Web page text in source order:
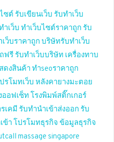
ซต์ รับเขียนเว็บ รับทำเว็บ
ำเว็บ ทำเว็บไซต์ราคาถูก รับ
ว็บราคาถูก บริษัทรับทำเว็บ
ฟรี รับทำเว็บบริษัท เครื่องทาบ
ดงสินค้า ทำseoราคาถูก
รโมทเว็บ หลังคายางมะตอย
ออฟเซ็ท โรงพิมพ์สติ๊กเกอร์
เคมี รับทำนำเข้าส่งออก รับ
ข้า โปรโมทธุรกิจ ข้อมูลธุรกิจ
massage singapore